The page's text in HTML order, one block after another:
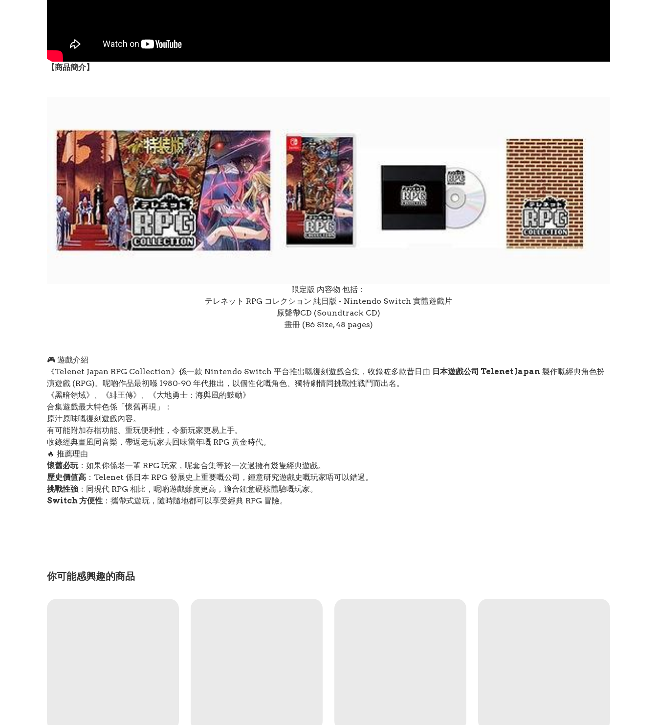
【商品簡介】
限定版 內容物 包括：
テレネット RPG コレクション 純日版 - Nintendo Switch 實體遊戲片
原聲帶CD (Soundtrack CD)
畫冊 (B6 Size, 48 pages)
🎮 遊戲介紹
《Telenet Japan RPG Collection》係一款 Nintendo Switch 平台推出嘅復刻遊戲合集，收錄咗多款昔日由 日本遊戲公司 Telenet Japan 製作嘅經典角色扮
演遊戲 (RPG)。呢啲作品最初喺 1980-90 年代推出，以個性化嘅角色、獨特劇情同挑戰性戰鬥而出名。
《黑暗領域》、《緋王傳》、《大地勇士：海與風的鼓動》
合集遊戲最大特色係「懷舊再現」：
原汁原味嘅復刻遊戲內容。
有可能附加存檔功能、重玩便利性，令新玩家更易上手。
收錄經典畫風同音樂，帶返老玩家去回味當年嘅 RPG 黃金時代。
🔥 推薦理由
懷舊必玩：如果你係老一輩 RPG 玩家，呢套合集等於一次過擁有幾隻經典遊戲。
歷史價值高 ：Telenet 係日本 RPG 發展史上重要嘅公司，鍾意研究遊戲史嘅玩家唔可以錯過。
挑戰性強 ：同現代 RPG 相比，呢啲遊戲難度更高，適合鍾意硬核體驗嘅玩家。
Switch 方便性 ：攜帶式遊玩，隨時隨地都可以享受經典 RPG 冒險。
你可能感興趣的商品